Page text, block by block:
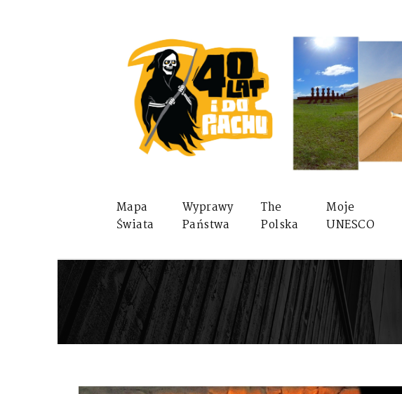
Mapa
Świata
Wyprawy
Państwa
The
Polska
Moje
UNESCO